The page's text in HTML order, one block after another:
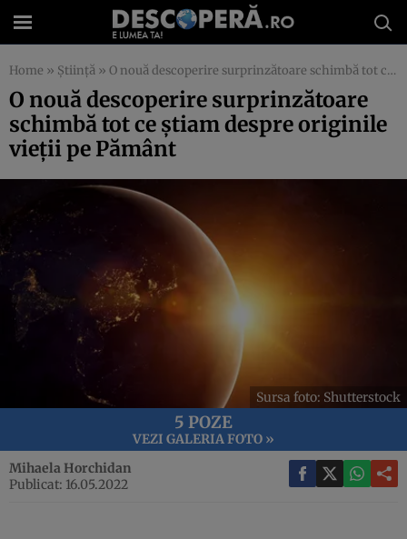
Home » Știință » O nouă descoperire surprinzătoare schimbă tot ce știam despre originile vieții pe Pământ
O nouă descoperire surprinzătoare
schimbă tot ce știam despre originile
vieții pe Pământ
Sursa foto: Shutterstock
5 POZE
VEZI GALERIA FOTO »
Mihaela Horchidan
Publicat: 16.05.2022